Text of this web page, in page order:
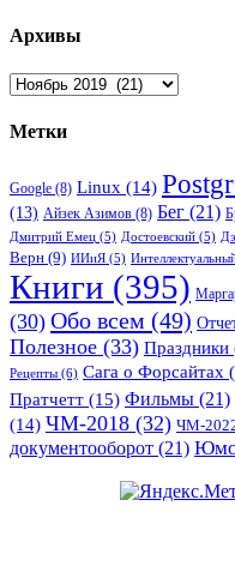
Архивы
Архивы
Метки
Google (8) Linux (14)
(13) Айзек Азимов (8) Бег (21)
Дмитрий Емец (5) Достоевский (5)
Верн (9) ИИиЯ (5)
Книги (395)
(30) Обо всем (49)
Полезное (33) Праздники
Рецепты (6) Сага о Форсайтах
Пратчетт (15) Фильмы (21)
(14) ЧМ-2018 (32) ЧМ-
документооборот (21)